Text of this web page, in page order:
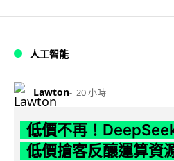
人工智能
Lawton 20 小時
低價不再！
低價搶客反釀運算資